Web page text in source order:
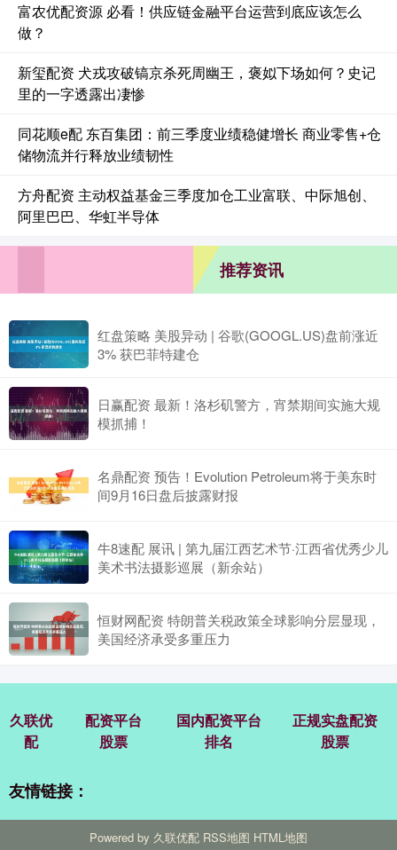
富农优配资源 必看！供应链金融平台运营到底应该怎么
做？
新玺配资 犬戎攻破镐京杀死周幽王，褒姒下场如何？史记
里的一字透露出凄惨
同花顺e配 东百集团：前三季度业绩稳健增长 商业零售+仓
储物流并行释放业绩韧性
方舟配资 主动权益基金三季度加仓工业富联、中际旭创、
阿里巴巴、华虹半导体
推荐资讯
红盘策略 美股异动 | 谷歌(GOOGL.US)盘前涨近
3% 获巴菲特建仓
日赢配资 最新！洛杉矶警方，宵禁期间实施大规
模抓捕！
名鼎配资 预告！Evolution Petroleum将于美东时
间9月16日盘后披露财报
牛8速配 展讯 | 第九届江西艺术节·江西省优秀少儿
美术书法摄影巡展（新余站）
恒财网配资 特朗普关税政策全球影响分层显现，
美国经济承受多重压力
久联优
配
配资平台
股票
国内配资平台
排名
正规实盘配资
股票
友情链接：
Powered by 久联优配 RSS地图 HTML地图